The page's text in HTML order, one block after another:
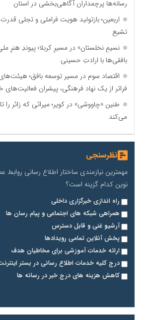
رسانه‌ها پرچمداران آگاهی‌بخشی در استان
اربعین؛ بازتولید هویت فراملی و تجلی
تشیع
نسیمِ نخلستان» در مسیرِ کربلا؛ پیوندِ هنرِ
بافقی‌ها با ارادتِ حسینی
اقتصاد سوم در مسیر توسعه بافق؛
فراتر از یک نهاد فرهنگی، پیشران فعالیت‌های
طنین «چاووشی» در کویر؛ میراثی که زائر را
می‌کند
نظرسنجی
مهمترین نیازمندی ساختار اطلاع رسانی
نوین کدام گزینه است؟
راه اندازی خبرگزاری داخلی
همراهی شبکه های اجتماعی و پیام رسان ها
آرشیو غنی و قابل دسترس
پخش آنلاین تمامی رویدادها
ارائه خدمات آموزشی برای مخاطیان هدف
درج کلیه خدمات اطلاع رسانی در بستر
کاهش هزینه های درج خبر در رسانه ها